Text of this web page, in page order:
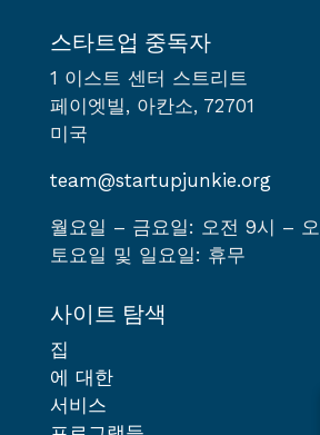
스타트업 중독자
1 이스트 센터 스트리트
페이엣빌, 아칸소, 72701
미국
team@startupjunkie.org
월요일 – 금요일: 오전 9시 –
토요일 및 일요일: 휴무
사이트 탐색
집
에 대한
서비스